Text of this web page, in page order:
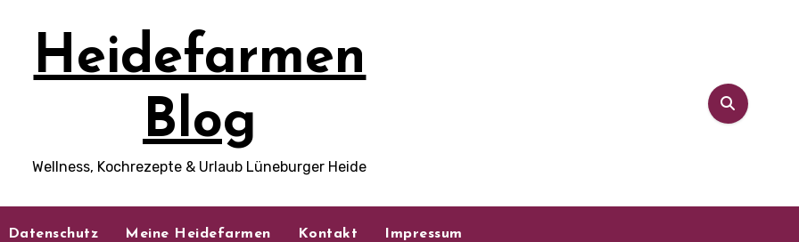
Heidefarmen
Blog
Wellness, Kochrezepte & Urlaub Lüneburger Heide
Datenschutz Meine Heidefarmen Kontakt Impressum